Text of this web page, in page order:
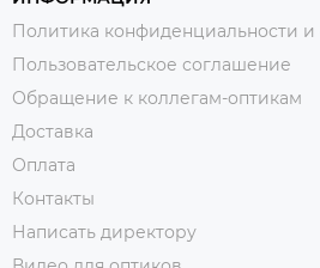
Политика конфиденциальности и
Пользовательское соглашение
Обращение к коллегам-оптикам
Доставка
Оплата
Контакты
Написать директору